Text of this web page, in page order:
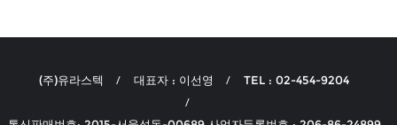
(주)유라스텍 대표자 : 이선영 TEL : 02-454-9204